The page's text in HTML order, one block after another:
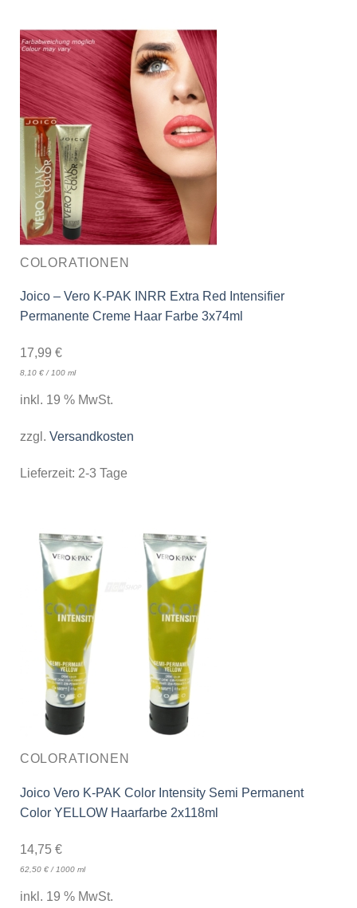
COLORATIONEN
Joico – Vero K-PAK INRR Extra Red Intensifier
Permanente Creme Haar Farbe 3x74ml
17,99 €
8,10 €/ 100 ml
inkl. 19 % MwSt.
zzgl. Versandkosten
Lieferzeit: 2-3 Tage
COLORATIONEN
Joico Vero K-PAK Color Intensity Semi Permanent
Color YELLOW Haarfarbe 2x118ml
14,75 €
62,50 €/ 1000 ml
inkl. 19 % MwSt.